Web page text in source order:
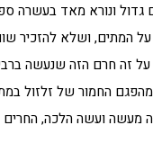
(1588 למניינם), שהחרמנו חרם גדול ונורא מאד
המתים, ושלא להזכיר
על זה חרם הזה שנעשה
החמור של זלזול
מעשה ועשה הלכה,